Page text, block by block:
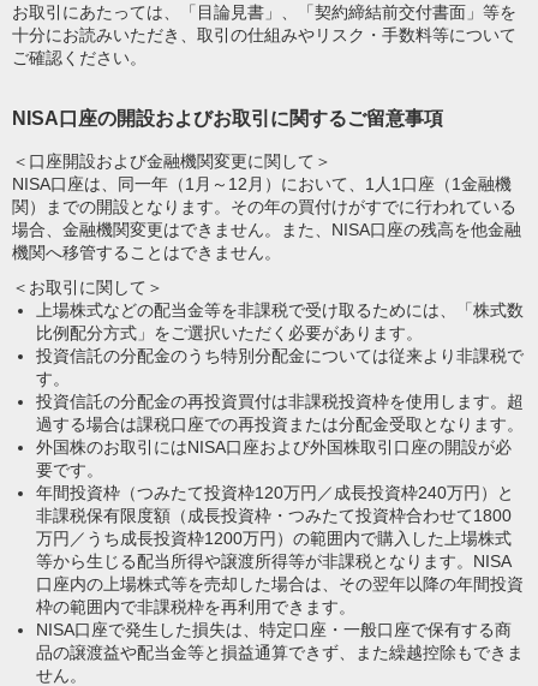
お取引にあたっては、「目論見書」、「契約締結前交付書面」等を
十分にお読みいただき、取引の仕組みやリスク・手数料等について
ご確認ください。
NISA口座の開設およびお取引に関するご留意事項
＜口座開設および金融機関変更に関して＞
NISA口座は、同一年（1月～12月）において、1人1口座（1金融機
関）までの開設となります。その年の買付けがすでに行われている
場合、金融機関変更はできません。また、NISA口座の残高を他金融
機関へ移管することはできません。
＜お取引に関して＞
上場株式などの配当金等を非課税で受け取るためには、「株式数
比例配分方式」をご選択いただく必要があります。
投資信託の分配金のうち特別分配金については従来より非課税で
す。
投資信託の分配金の再投資買付は非課税投資枠を使用します。超
過する場合は課税口座での再投資または分配金受取となります。
外国株のお取引にはNISA口座および外国株取引口座の開設が必
要です。
年間投資枠（つみたて投資枠120万円／成長投資枠240万円）と
非課税保有限度額（成長投資枠・つみたて投資枠合わせて1800
万円／うち成長投資枠1200万円）の範囲内で購入した上場株式
等から生じる配当所得や譲渡所得等が非課税となります。NISA
口座内の上場株式等を売却した場合は、その翌年以降の年間投資
枠の範囲内で非課税枠を再利用できます。
NISA口座で発生した損失は、特定口座・一般口座で保有する商
品の譲渡益や配当金等と損益通算できず、また繰越控除もできま
せん。